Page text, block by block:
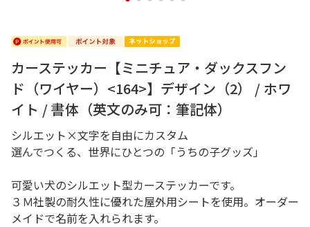
1 2 3 4 5 6
カーステッカー【ミニチュア・ダックスフン
ド（ワイヤー）<164>】デザイン（2） / ホワ
イト / 書体（英文のみ可：筆記体）
シルエット×文字を自由にカスタム
選んでつくる、世界にひとつの「うちの子グッズ」
可愛い犬のシルエット型カーステッカーです。
３Ｍ社製の耐久性に優れた屋外用シートを使用。オーダー
メイドで名前を入れられます。